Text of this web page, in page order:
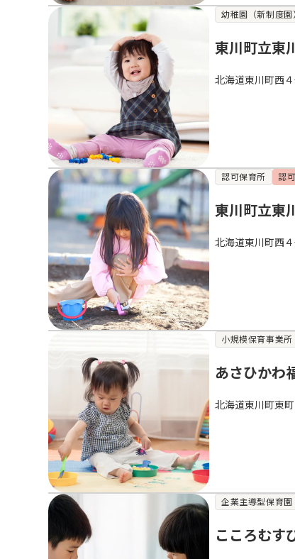
幼稚園（新制度園）
東川町立東
北海道東川町西
認可保育所 認可
東川町立東
北海道東川町西
小規模保育事業所
あさひかわ
北海道東川町東
企業主導型保育園
こころむす